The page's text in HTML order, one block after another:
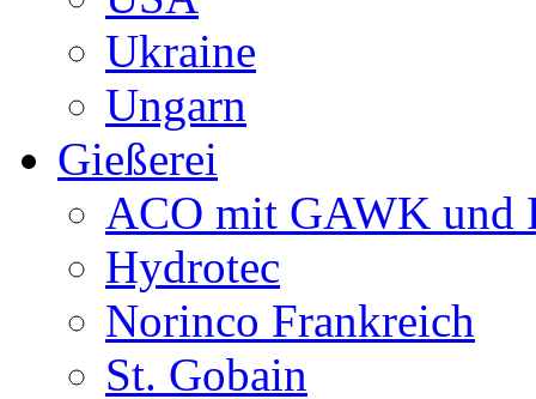
Ukraine
Ungarn
Gießerei
ACO mit GAWK und
Hydrotec
Norinco Frankreich
St. Gobain